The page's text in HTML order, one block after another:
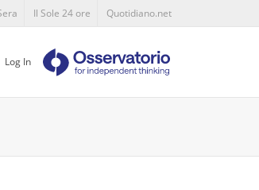
Il Sole 24 ore Quotidiano.net
Log In